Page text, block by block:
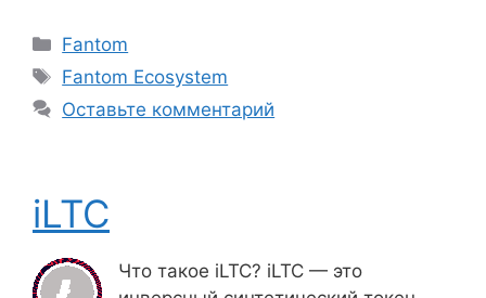
Рубрики
Fantom
Метки
Fantom Ecosystem
Оставьте комментарий
iLTC
Что такое iLTC? iLTC — это